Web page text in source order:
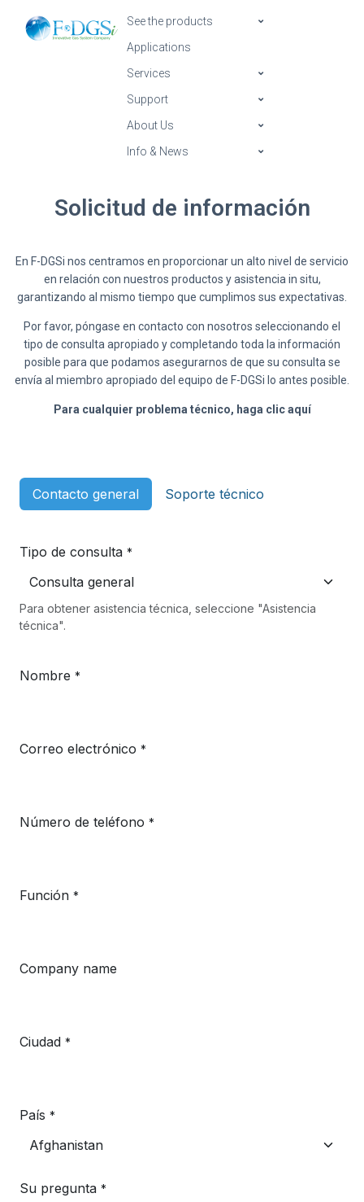
See the products
Applications
Services
Support
About Us
Info & News
Solicitud de información
En F-DGSi nos centramos en proporcionar un alto nivel de servicio
en relación con nuestros productos y asistencia in situ,
garantizando al mismo tiempo que cumplimos sus expectativas.
Por favor, póngase en contacto con nosotros seleccionando el
tipo de consulta apropiado y completando toda la información
posible para que podamos asegurarnos de que su consulta se
envía al miembro apropiado del equipo de F-DGSi lo antes posible.
Para cualquier problema técnico, haga clic aquí